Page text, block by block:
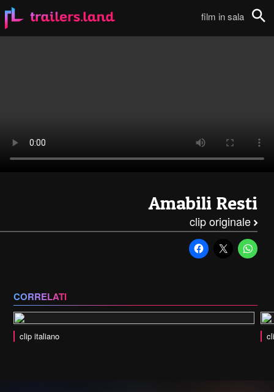
film in sala
Amabili Resti
clip originale
CORRELATI
clip italiano